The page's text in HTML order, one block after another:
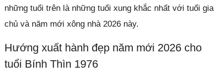
những tuổi trên là những tuổi xung khắc nhất với tuổi gia
chủ và năm mới xông nhà 2026 này.
Hướng xuất hành đẹp năm mới 2026 cho
tuổi Bính Thìn 1976